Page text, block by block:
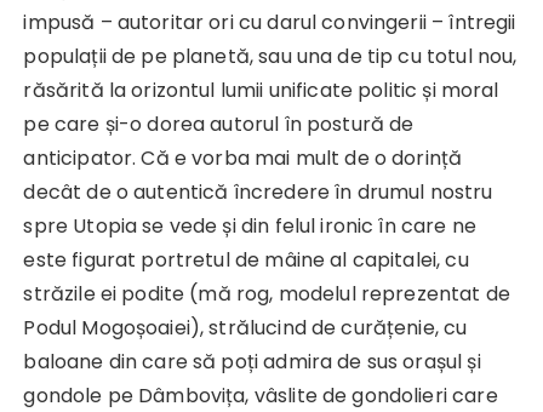
impusă – autoritar ori cu darul convingerii – întregii
populații de pe planetă, sau una de tip cu totul nou,
răsărită la orizontul lumii unificate politic și moral
pe care și-o dorea autorul în postură de
anticipator. Că e vorba mai mult de o dorință
decât de o autentică încredere în drumul nostru
spre Utopia se vede și din felul ironic în care ne
este figurat portretul de mâine al capitalei, cu
străzile ei podite (mă rog, modelul reprezentat de
Podul Mogoșoaiei), strălucind de curățenie, cu
baloane din care să poți admira de sus orașul și
gondole pe Dâmbovița, vâslite de gondolieri care